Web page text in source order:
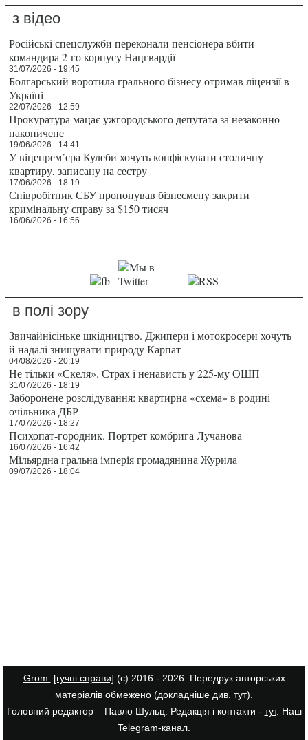
з відео
Російські спецслужби переконали пенсіонера вбити
командира 2-го корпусу Нацгвардії
31/07/2026 - 19:45
Болгарський воротила грального бізнесу отримав ліцензії в
Україні
22/07/2026 - 12:59
Прокуратура мацає ужгородського депутата за незаконно
накопичене
19/06/2026 - 14:41
У віцепрем’єра Кулеби хочуть конфіскувати столичну
квартиру, записану на сестру
17/06/2026 - 18:19
Співробітник СБУ пропонував бізнесмену закрити
кримінальну справу за $150 тисяч
16/06/2026 - 16:56
в полі зору
Звичайнісіньке шкідництво. Джипери і мотокросери хочуть
й надалі знищувати природу Карпат
04/08/2026 - 20:19
Не тільки «Скеля». Страх і ненависть у 225-му ОШП
31/07/2026 - 18:19
Заборонене розслідування: квартирна «схема» в родині
очільника ДБР
17/07/2026 - 18:27
Психопат-городник. Портрет комбрига Лучанова
16/07/2026 - 16:42
Мільярдна гральна імперія громадянина Журила
09/07/2026 - 18:04
Grom. [гучні справи] (с) 2016 - 2026. Передрук авторських
матеріалів обмежено (докладніше див. тут).
Головний редактор – Павло Шульц. Редакція і контакти - тут. Наш
Telegram-канал